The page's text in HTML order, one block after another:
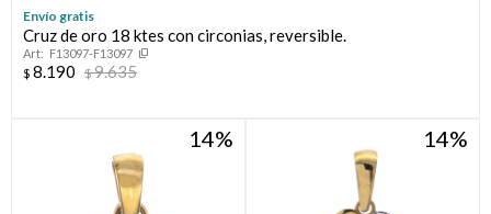
Envío gratis
Cruz de oro 18 ktes con circonias, reversible.
F13097-F13097
$ 8.190 $9.635
14 14
Compromiso